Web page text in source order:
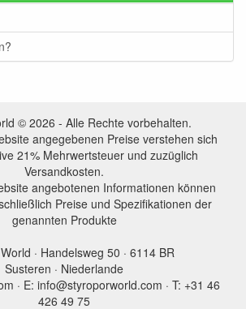
© 2026 - Alle Rechte vorbehalten.
angegebenen Preise verstehen sich
21% Mehrwertsteuer und zuzüglich
Versandkosten.
angebotenen Informationen können
Preise und Spezifikationen der
genannten Produkte
· Handelsweg 50 · 6114 BR
Susteren · Niederlande
· E: info@styroporworld.com · T: +31 46
426 49 75